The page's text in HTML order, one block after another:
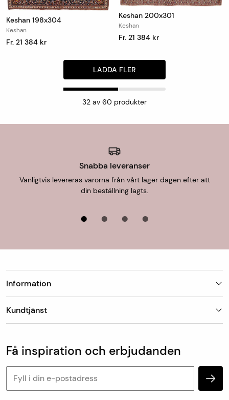
Keshan 198x304
Keshan
Fr. 21 384 kr
Keshan 200x301
Keshan
Fr. 21 384 kr
LADDA FLER
32 av 60 produkter
Snabba leveranser
Vanligtvis levereras varorna från vårt lager dagen efter att
din beställning lagts.
Information
Om Matt-Tema
Vanliga frågor
Kundtjänst
Köp & leveransvillkor
Retur & reklamation
Personuppgifter och cookies
Få inspiration och erbjudanden